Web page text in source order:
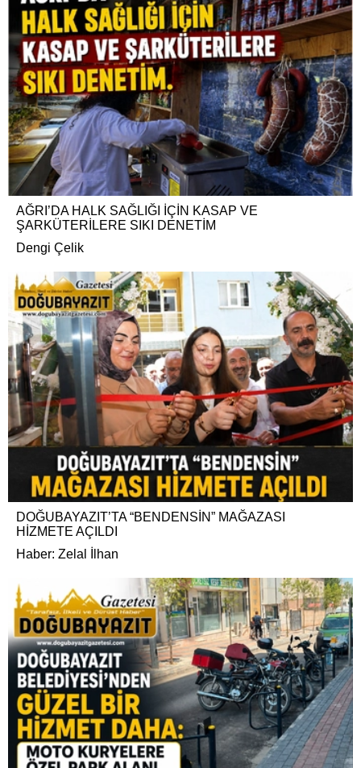
AĞRI’DA HALK SAĞLIĞI İÇİN KASAP VE
ŞARKÜTERİLERE SIKI DENETİM
Dengi Çelik
DOĞUBAYAZIT’TA “BENDENSİN” MAĞAZASI
HİZMETE AÇILDI
Haber: Zelal İlhan